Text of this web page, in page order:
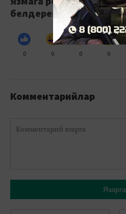
белдерегез
0 0 0 0
Комментарийлар
Язарга